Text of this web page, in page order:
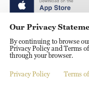
© China Radio
Shijingshan Road,
Our Privacy
By continuing to browse
Privacy Policy and Terms
through your browser.
Privacy Policy Terms